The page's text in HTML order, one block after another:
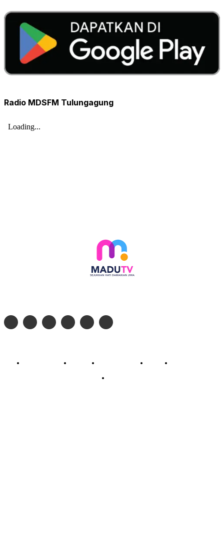
Radio MDSFM Tulungagung
Profil Madu TV Redaksi Pedoman Siber Kontak